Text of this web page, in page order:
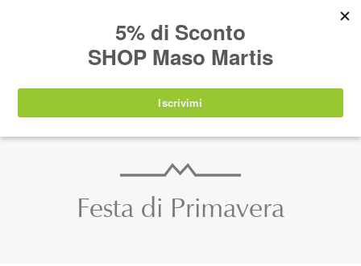
IT EN DE SHOP
Festa di Primavera
nuovamente disponibili a partire da
agosto 2026.